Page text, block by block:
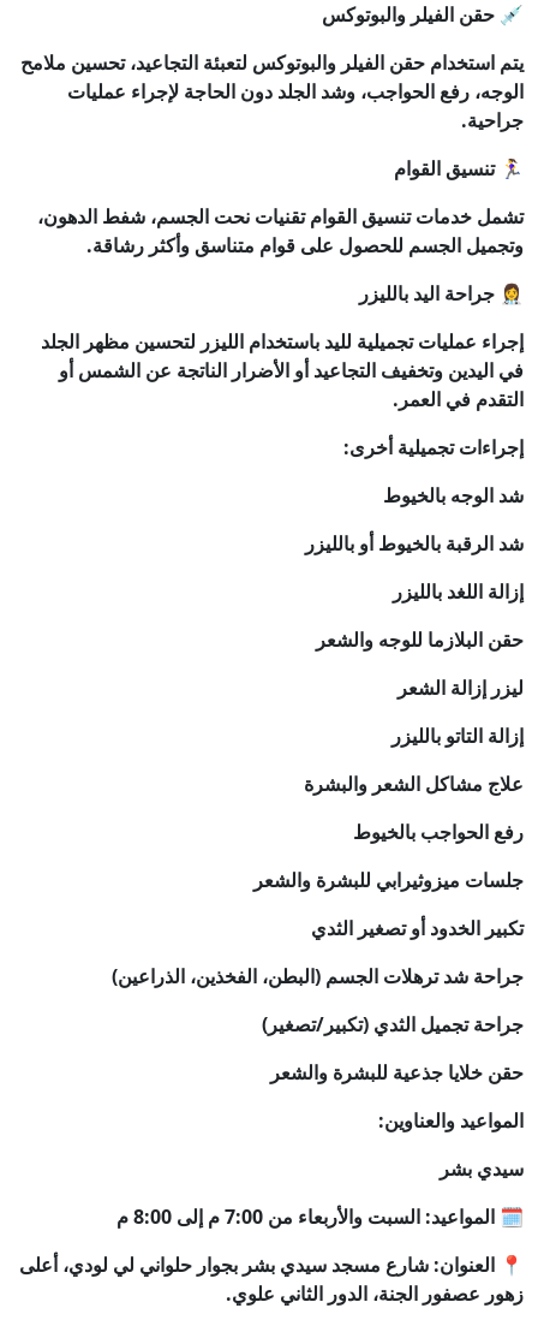
💉 حقن الفيلر والبوتوكس
يتم استخدام حقن الفيلر والبوتوكس لتعبئة التجاعيد، تحسين ملامح
الوجه، رفع الحواجب، وشد الجلد دون الحاجة لإجراء عمليات
جراحية.
🏃‍♀️ تنسيق القوام
تشمل خدمات تنسيق القوام تقنيات نحت الجسم، شفط الدهون،
وتجميل الجسم للحصول على قوام متناسق وأكثر رشاقة.
👩‍⚕️ جراحة اليد بالليزر
إجراء عمليات تجميلية لليد باستخدام الليزر لتحسين مظهر الجلد
في اليدين وتخفيف التجاعيد أو الأضرار الناتجة عن الشمس أو
التقدم في العمر.
إجراءات تجميلية أخرى:
شد الوجه بالخيوط
شد الرقبة بالخيوط أو بالليزر
إزالة اللغد بالليزر
حقن البلازما للوجه والشعر
ليزر إزالة الشعر
إزالة التاتو بالليزر
علاج مشاكل الشعر والبشرة
رفع الحواجب بالخيوط
جلسات ميزوثيرابي للبشرة والشعر
تكبير الخدود أو تصغير الثدي
جراحة شد ترهلات الجسم (البطن، الفخذين، الذراعين)
جراحة تجميل الثدي (تكبير/تصغير)
حقن خلايا جذعية للبشرة والشعر
المواعيد والعناوين:
سيدي بشر
🗓️ المواعيد: السبت والأربعاء من 7:00 م إلى 8:00 م
📍 العنوان: شارع مسجد سيدي بشر بجوار حلواني لي لودي، أعلى
زهور عصفور الجنة، الدور الثاني علوي.